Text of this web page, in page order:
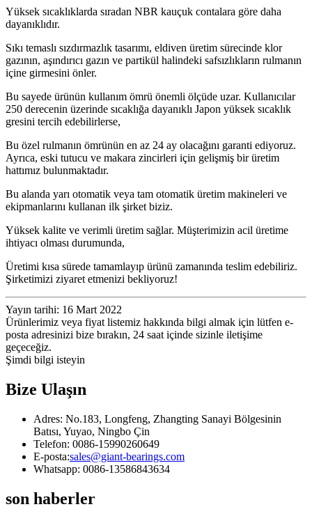
Yüksek sıcaklıklarda sıradan NBR kauçuk contalara göre daha
dayanıklıdır.
Sıkı temaslı sızdırmazlık tasarımı, eldiven üretim sürecinde klor
gazının, aşındırıcı gazın ve partikül halindeki safsızlıkların rulmanın
içine girmesini önler.
Bu sayede ürünün kullanım ömrü önemli ölçüde uzar. Kullanıcılar
250 derecenin üzerinde sıcaklığa dayanıklı Japon yüksek sıcaklık
gresini tercih edebilirlerse,
Bu özel rulmanın ömrünün en az 24 ay olacağını garanti ediyoruz.
Ayrıca, eski tutucu ve makara zincirleri için gelişmiş bir üretim
hattımız bulunmaktadır.
Bu alanda yarı otomatik veya tam otomatik üretim makineleri ve
ekipmanlarını kullanan ilk şirket biziz.
Yüksek kalite ve verimli üretim sağlar. Müşterimizin acil üretime
ihtiyacı olması durumunda,
Üretimi kısa sürede tamamlayıp ürünü zamanında teslim edebiliriz.
Şirketimizi ziyaret etmenizi bekliyoruz!
Yayın tarihi: 16 Mart 2022
Ürünlerimiz veya fiyat listemiz hakkında bilgi almak için lütfen e-
posta adresinizi bize bırakın, 24 saat içinde sizinle iletişime
geçeceğiz.
Şimdi bilgi isteyin
Bize Ulaşın
Adres: No.183, Longfeng, Zhangting Sanayi Bölgesinin
Batısı, Yuyao, Ningbo Çin
Telefon: 0086-15990260649
E-posta:sales@giant-bearings.com
Whatsapp: 0086-13586843634
son haberler